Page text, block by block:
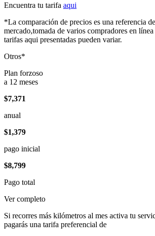
Encuentra tu tarifa aqui
*La comparación de precios es una referencia
mercado,tomada de varios compradores en
tarifas aqui presentadas pueden variar.
Otros*
Plan forzoso
a 12 meses
$7,371
anual
$1,379
pago inicial
$8,799
Pago total
Ver completo
Si recorres más kilómetros al mes activa tu
pagarás una tarifa preferencial de